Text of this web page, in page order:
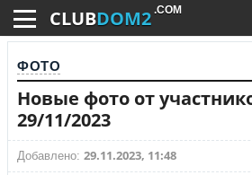
CLUBDOM2 .COM
ФОТО
Новые фото от
29/11/2023
Добавлено: 29.11.2023, 11:48